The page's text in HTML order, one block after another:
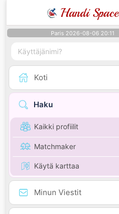
Handi Space
Paris 2026-08-06 20:11
Koti
Haku
Kaikki profiilit
Matchmaker
Käytä karttaa
Minun Viestit